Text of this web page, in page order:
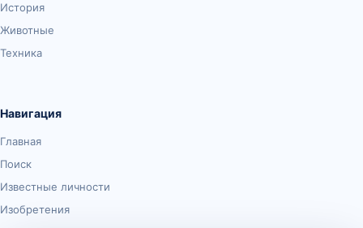
История
Животные
Техника
Навигация
Главная
Поиск
Известные личности
Изобретения